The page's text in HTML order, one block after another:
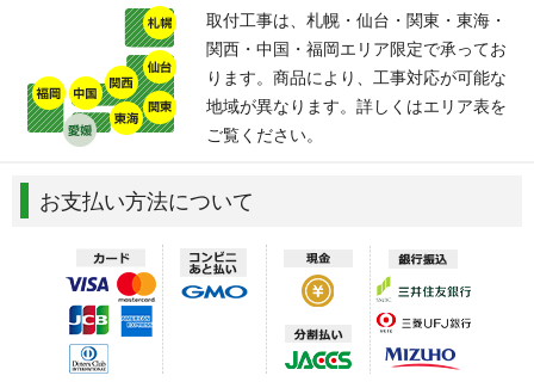
取付工事は、札幌・仙台・関東・東海・
関西・中国・福岡エリア限定で承ってお
ります。商品により、工事対応が可能な
地域が異なります。詳しくはエリア表を
ご覧ください。
お支払い方法について